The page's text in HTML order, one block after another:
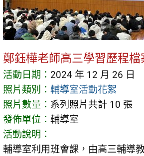
鄭鈺樺老師高三學習歷程檔
活動日期： 2024 年 12 月 26 日
照片類別： 輔導室活動花絮
照片數量： 系列照片共計 10 張
發佈單位： 輔導室
活動說明：
輔導室利用班會課，由高三輔導